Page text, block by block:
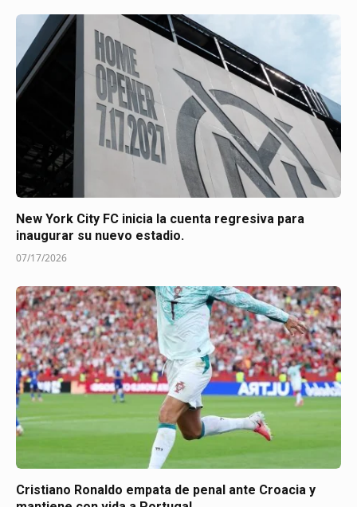
New York City FC inicia la cuenta regresiva para
inaugurar su nuevo estadio.
07/17/2026
Cristiano Ronaldo empata de penal ante Croacia y